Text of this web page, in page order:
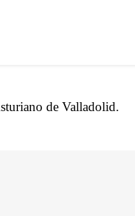
de Valladolid.